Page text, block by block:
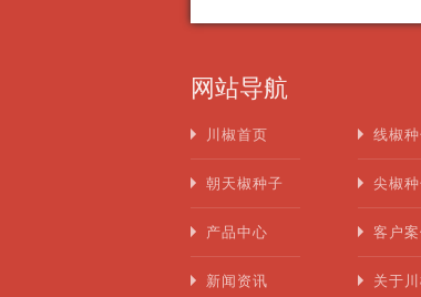
网站导航
川椒首页 线椒
朝天椒种子 尖椒
产品中心 客户案
新闻资讯 关于